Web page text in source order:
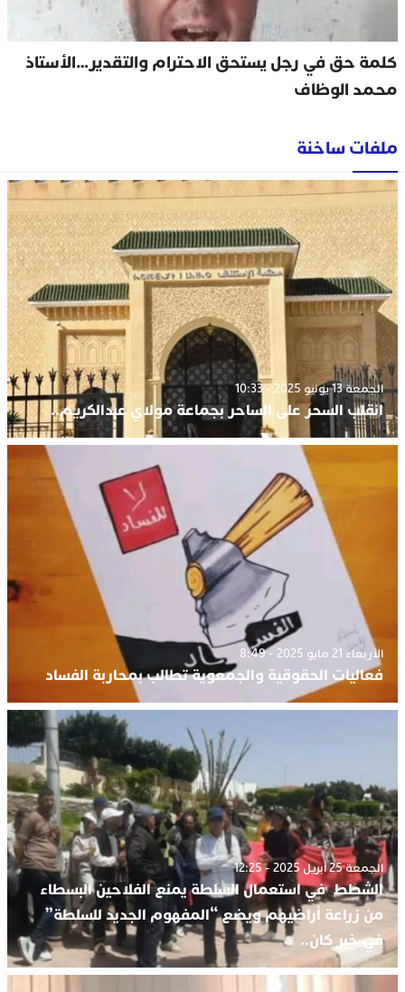
كلمة حق في رجل يستحق الاحترام والتقدير…الأستاذ
محمد الوظاف
ملفات ساخنة
الجمعة 13 يونيو 2025 - 10:33
انقلب السحر على الساحر بجماعة مولاي عبدالكريم..
الأربعاء 21 مايو 2025 - 8:49
فعاليات الحقوقية والجمعوية تطالب بمحاربة الفساد
الجمعة 25 أبريل 2025 - 12:25
الشطط في استعمال السلطة يمنع الفلاحين البسطاء
من زراعة أراضيهم ويضع “المفهوم الجديد للسلطة”
في خبر كان..